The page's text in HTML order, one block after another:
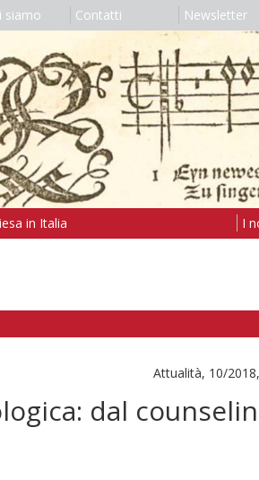
siamo Contatti Newsletter
in Italia I
Attualità, 10/
dal